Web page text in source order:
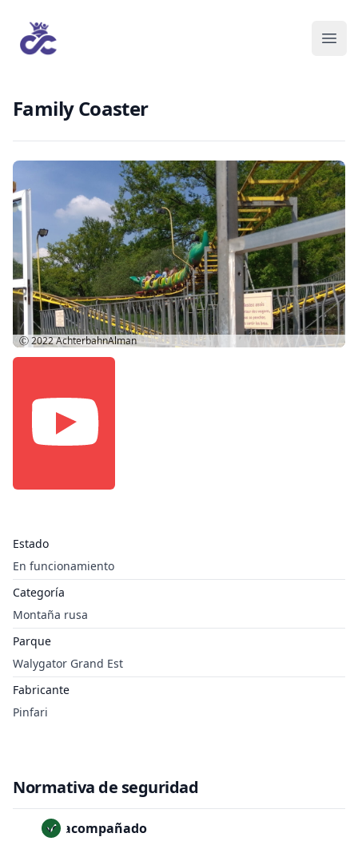
Family Coaster
Estado
En funcionamiento
Categoría
Montaña rusa
Parque
Walygator Grand Est
Fabricante
Pinfari
Ⓒ 2022AchterbahnAlman
Normativa de seguridad
No acompañado